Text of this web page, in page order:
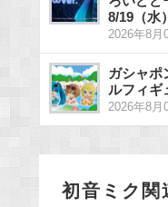
8/19（水
2026年8月
ガシャポ
ルフィギ
2026年8月
初音ミク関